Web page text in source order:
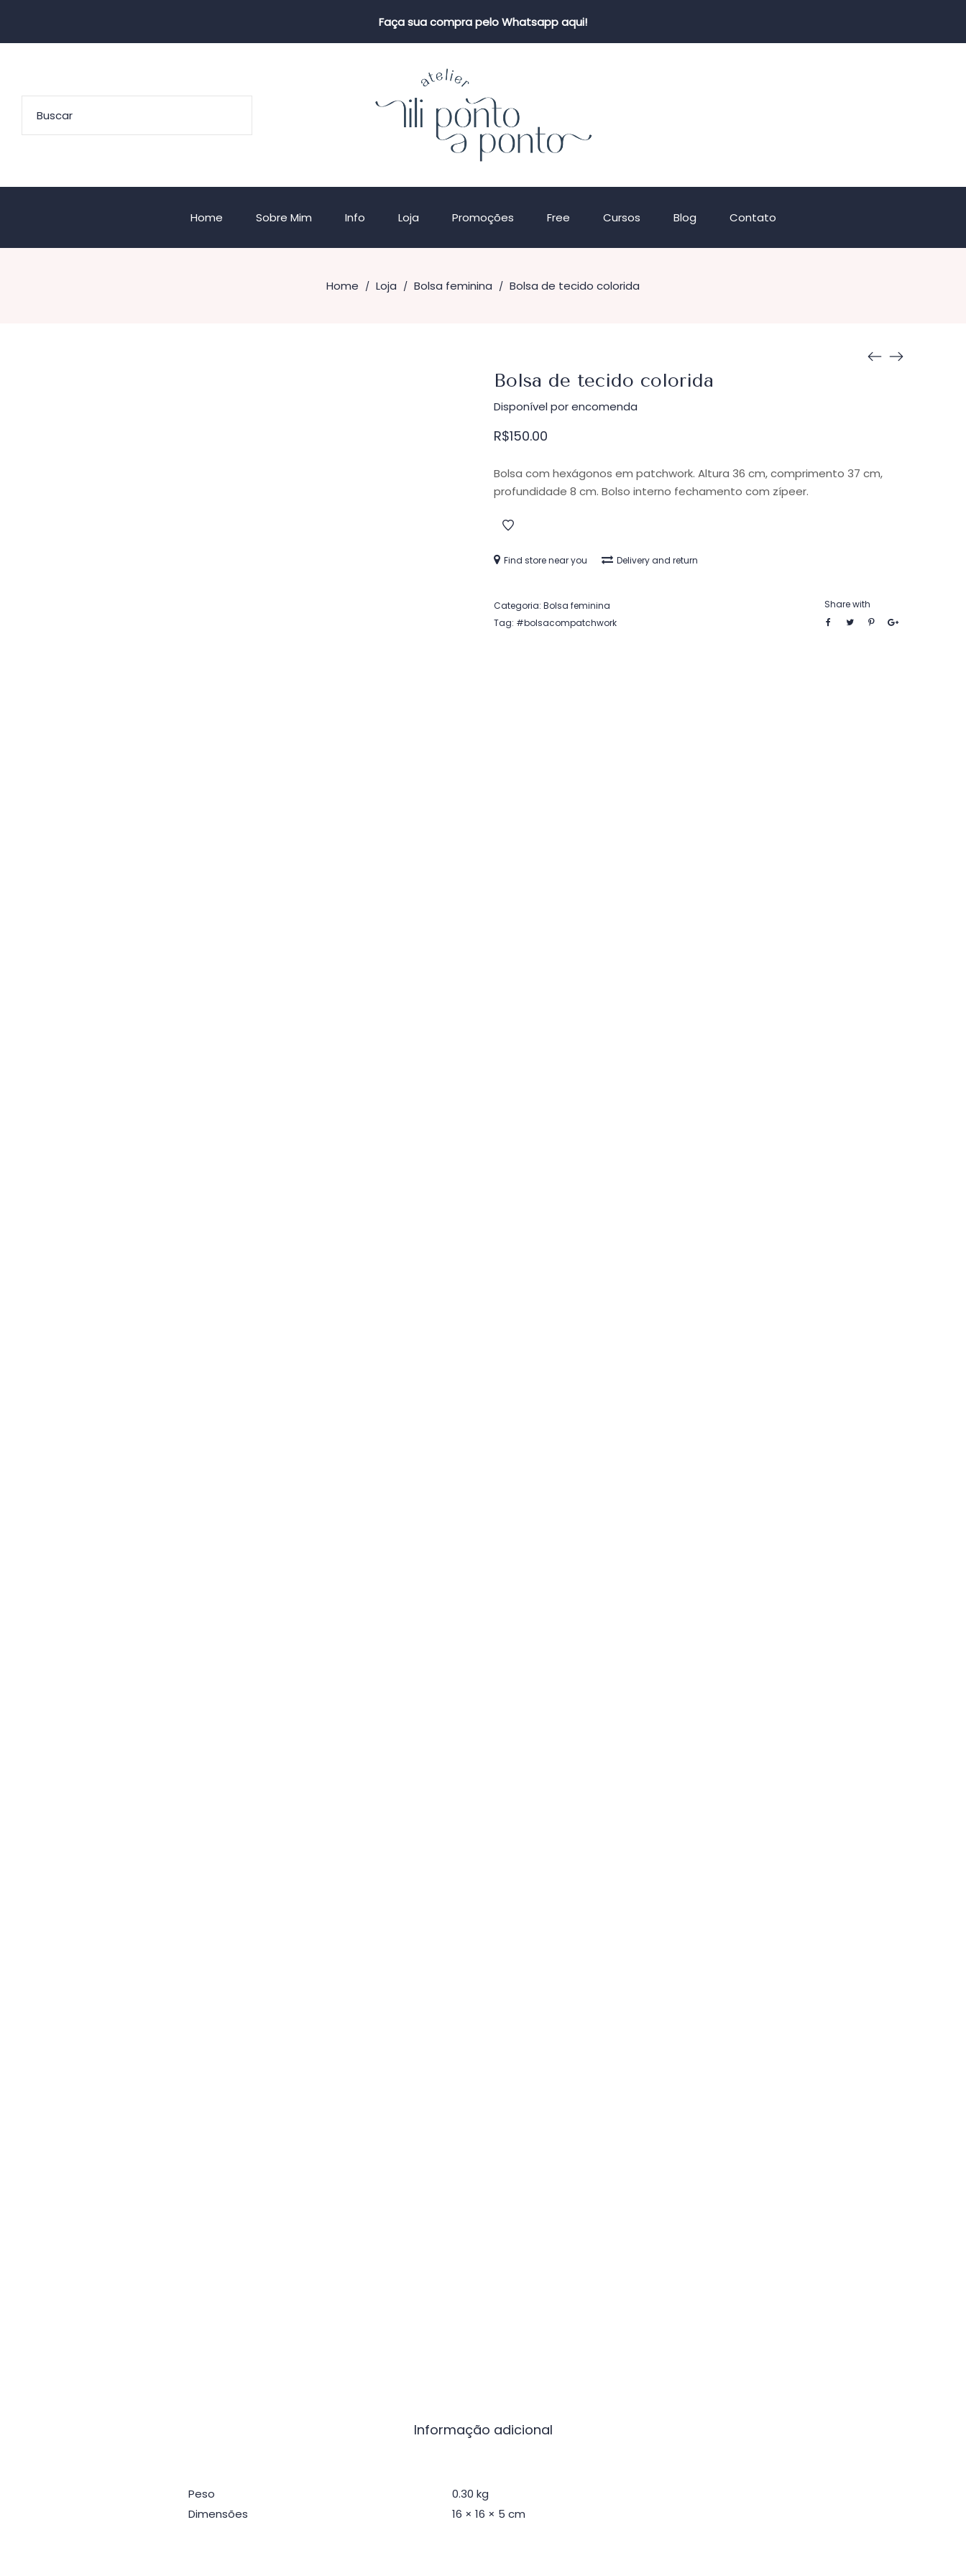
Faça sua compra pelo Whatsapp aqui!
Home Sobre Mim Info Loja Promoções Free Cursos Blog Contato
Home / Loja / Bolsa feminina / Bolsa de tecido colorida
Bolsa de tecido colorida
Disponível por encomenda
R$150.00
Bolsa com hexágonos em patchwork. Altura 36 cm, comprimento 37 cm,
profundidade 8 cm. Bolso interno fechamento com zípeer.
Find store near you Delivery and return
Categoria: Bolsa feminina
Tag: #bolsacompatchwork
Share with
Informação adicional
Peso
0.30 kg
Dimensões
16 × 16 × 5 cm